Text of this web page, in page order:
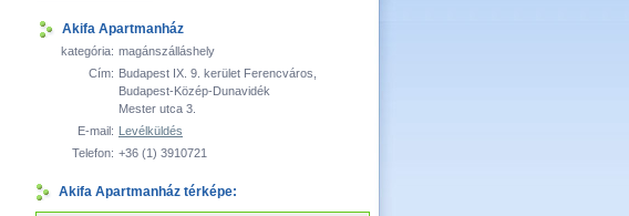
Akifa Apartmanház
kategória: magánszálláshely
Cím: Budapest IX. 9. kerület Ferencváros,
Budapest-Közép-Dunavidék
Mester utca 3.
E-mail: Levélküldés
Telefon: +36 (1) 3910721
Akifa Apartmanház térképe: